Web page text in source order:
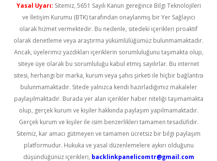
Yasal Uyarı: Sitemiz, 5651 Sayılı Kanun gereğince Bilgi Teknolojileri
ve İletişim Kurumu (BTK) tarafından onaylanmış bir Yer Sağlayıcı
olarak hizmet vermektedir. Bu nedenle, sitedeki içerikleri proaktif
olarak denetleme veya araştırma yükümlülüğümüz bulunmamaktadır.
Ancak, üyelerimiz yazdıkları içeriklerin sorumluluğunu taşımakta olup,
siteye üye olarak bu sorumluluğu kabul etmiş sayılırlar. Bu internet
sitesi, herhangi bir marka, kurum veya şahıs şirketi ile hiçbir bağlantısı
bulunmamaktadır. Sitede yalnızca kendi hazırladığımız makaleler
paylaşılmaktadır. Burada yer alan içerikler haber niteliği taşımamakta
olup, gerçek kurum ve kişiler hakkında paylaşım yapılmamaktadır.
Gerçek kurum ve kişiler ile isim benzerlikleri tamamen tesadüfidir.
Sitemiz, kar amacı gütmeyen ve tamamen ücretsiz bir bilgi paylaşım
platformudur. Hukuka ve yasal düzenlemelere aykırı olduğunu
düşündüğünüz içerikleri, backlinkpanelicomtr@gmail.com